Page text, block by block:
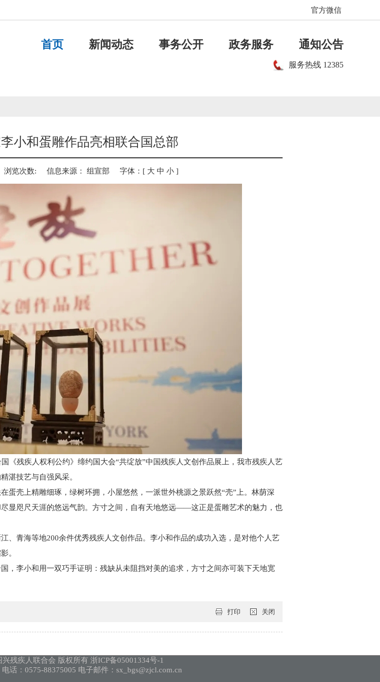
官方微信
首页 新闻动态 事务公开 政务服务 通知公告
服务热线 12385
小和蛋雕作品亮相联合国总部
浏览次数: 信息来源： 组宣部 字体：[ 大 中 小]
《残疾人权利公约》缔约国大会“共绽放”中国残疾人文创作品展上， 我市残疾人艺
湛技艺与自强风采。
蛋壳上精雕细琢，绿树环拥，小屋悠然，一派世外桃源之景跃然“壳”上。林荫深
显咫尺天涯的悠远气韵。方寸之间，自有天地悠远——这正是蛋雕艺术的魅力，也
、青海等地200余件优秀残疾人文创作品。李小和作品的成功入选，是对他个人艺
。
，李小和用一双巧手证明：残缺从未阻挡对美的追求，方寸之间亦可装下天地宽
打印 关闭
残疾人联合会 版权所有 浙ICP备05001334号-1
话：0575-88375005 电子邮件：sx_bgs@zjcl.com.cn